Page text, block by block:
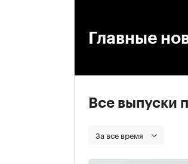
Главные
Все выпуски
За все время